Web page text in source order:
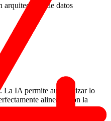
de datos
La IA permite automatizar lo
alineada con la